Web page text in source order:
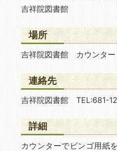
吉祥院図書館
場所
吉祥院図書館 カウンター
連絡先
吉祥院図書館 TEL:681-
詳細
カウンターでビンゴ用紙